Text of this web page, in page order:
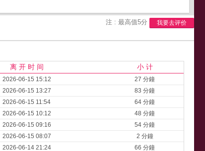
注 : 最高值5分 我要去评价
离 开 时 间 小 计
2026-06-15 15:12
27 分鐘
2026-06-15 13:27
83 分鐘
2026-06-15 11:54
64 分鐘
2026-06-15 10:12
48 分鐘
2026-06-15 09:16
54 分鐘
2026-06-15 08:07
2 分鐘
2026-06-14 21:24 66 分鐘